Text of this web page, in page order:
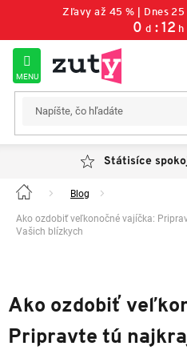
Zľavy až 45 % | Dnes
0 d :12 h
Státisíce
Domov Blog
Ako ozdobiť veľkonočné vajíčka:
Vašich blízkych
Ako ozdobiť
Pripravte tú